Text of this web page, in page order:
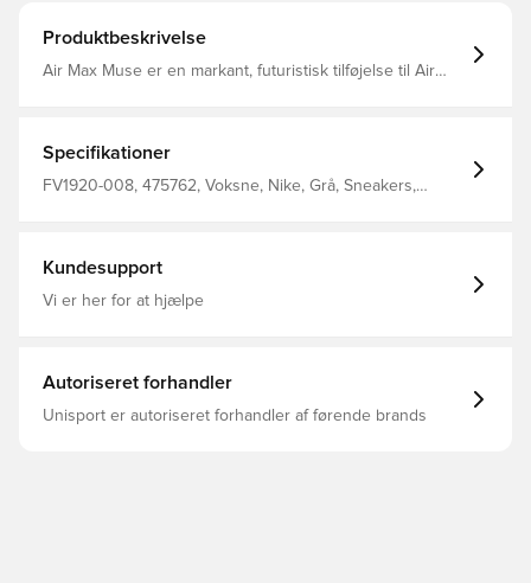
Produktbeskrivelse
Air Max Muse er en markant, futuristisk tilføjelse til Air
Specifikationer
FV1920-008, 475762, Voksne, Nike, Grå, Sneakers,
Kundesupport
Vi er her for at hjælpe
Autoriseret forhandler
Unisport er autoriseret forhandler af førende brands